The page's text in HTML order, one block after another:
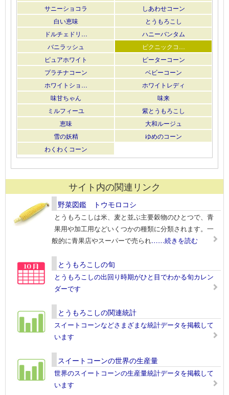
サニーショコラ
しあわせコーン
白い恵味
とうもろこし
ドルチェドリ…
ハニーバンタム
バニラッシュ
ピクニックコ…
ピュアホワイト
ピーターコーン
プラチナコーン
ベビーコーン
ホワイトショ…
ホワイトレディ
味甘ちゃん
味来
ミルフィーユ
紫とうもろこし
恵味
大和ルージュ
雪の妖精
ゆめのコーン
わくわくコーン
サイト内の関連リンク
野菜図鑑 トウモロコシ
とうもろこしは米、麦と並ぶ主要穀物のひとつで、青
果用や加工用などいくつかの種類に分類されます。一
般的に青果店やスーパーで売られ……続きを読む
とうもろこしの旬
とうもろこしの出回り時期がひと目でわかる旬カレン
ダーです
とうもろこしの関連統計
スイートコーンなどさまざまな統計データを掲載して
います
スイートコーンの世界の生産量
世界のスイートコーンの生産量統計データを掲載して
います